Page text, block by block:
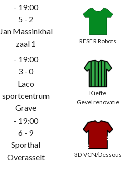
- 19:00
5 - 2
Jan Massinkhal
zaal 1
RESER Robots
- 19:00
3 - 0
Laco
sportcentrum
Grave
Kiefte
Gevelrenovatie
- 19:00
6 - 9
Sporthal
Overasselt
3D-VCN/Dessous